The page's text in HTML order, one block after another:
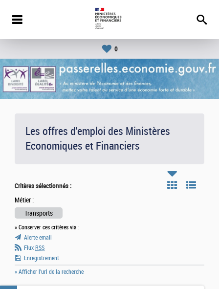
0
Les offres d'emploi des Ministères
Economiques et Financiers
Critères sélectionnés :
Métier :
Transports
» Conserver ces critères via :
Alerte email
Flux RSS
Enregistrement
» Afficher l'url de la recherche